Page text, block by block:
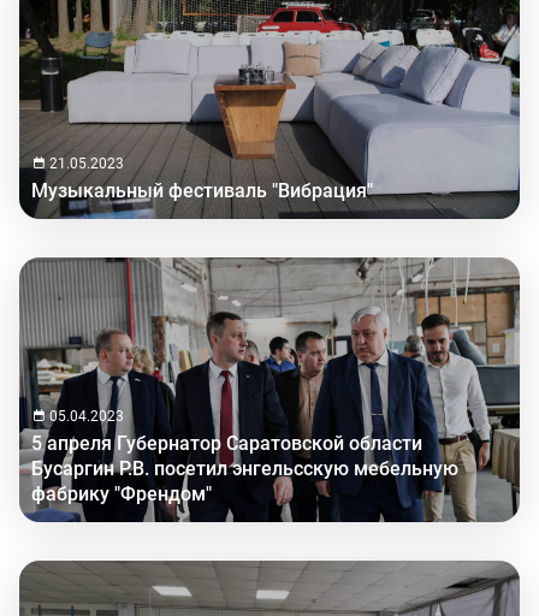
21.05.2023
Музыкальный фестиваль "Вибрация"
05.04.2023
5 апреля Губернатор Саратовской области
Бусаргин Р.В. посетил энгельсскую мебельную
фабрику "Френдом"